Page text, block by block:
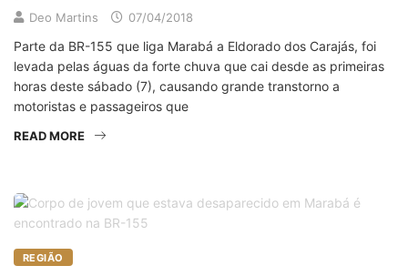
Deo Martins 07/04/2018
Parte da BR-155 que liga Marabá a Eldorado dos Carajás, foi
levada pelas águas da forte chuva que cai desde as primeiras
horas deste sábado (7), causando grande transtorno a
motoristas e passageiros que
READ MORE
REGIÃO